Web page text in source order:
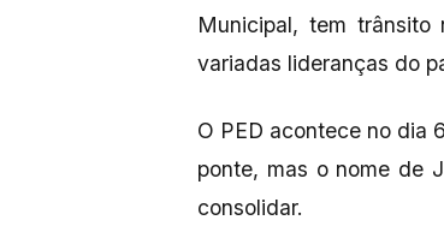
Municipal, tem
variadas lideranças do
O PED acontece no dia
ponte, mas o nome de
consolidar.